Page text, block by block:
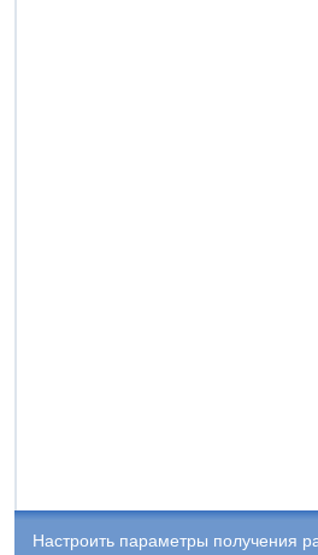
Настроить параметры получения